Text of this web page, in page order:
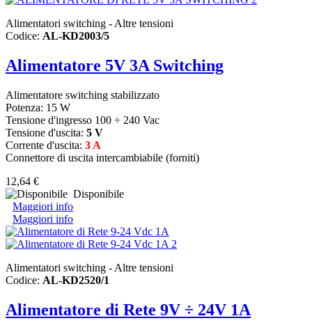
Alimentatori switching - Altre tensioni
Codice: AL-KD2003/5
Alimentatore 5V 3A Switching
Alimentatore switching stabilizzato
Potenza: 15 W
Tensione d'ingresso 100 ÷ 240 Vac
Tensione d'uscita: 5 V
Corrente d'uscita: 3 A
Connettore di uscita intercambiabile (forniti)
12,64 €
Disponibile
Maggiori info
Maggiori info
Alimentatori switching - Altre tensioni
Codice: AL-KD2520/1
Alimentatore di Rete 9V ÷ 24V 1A